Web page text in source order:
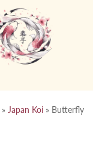
» Japan Koi » Butterfly